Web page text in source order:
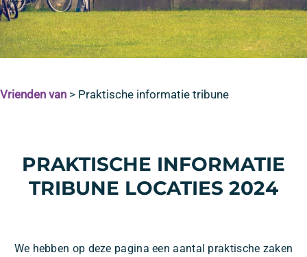
Vrienden van > Praktische informatie tribune
PRAKTISCHE INFORMATIE
TRIBUNE LOCATIES 2024
We hebben op deze pagina een aantal praktische zaken